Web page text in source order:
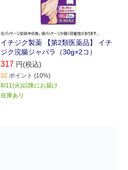
イチジク製薬 【第2類医薬品】 イチ
ジク浣腸ジャバラ（30g×2コ）
317 円(税込)
32 ポイント (10%)
8/11(火)以降にお届け
在庫あり